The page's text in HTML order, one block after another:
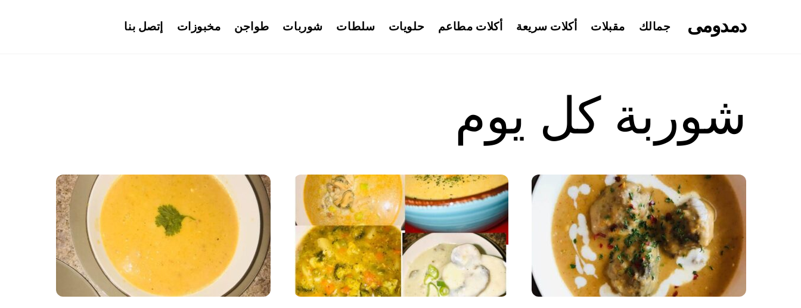
دمدومى جمالك مقبلات أكلات سريعة أكلات مطاعم حلويات سلطات شوربات طواجن مخبوزات إتصل بنا
شوربة كل يوم